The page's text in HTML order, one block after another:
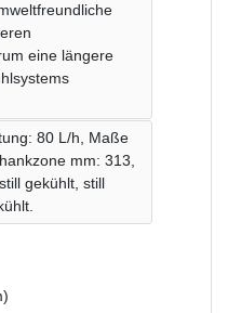
eine längere
80 L/h, Maße
mm: 313,
gekühlt, still